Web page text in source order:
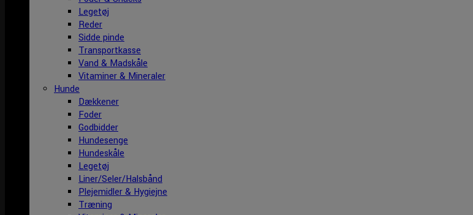
Legetøj
Reder
Sidde pinde
Transportkasse
Vand & Madskåle
Vitaminer & Mineraler
Hunde
Dækkener
Foder
Godbidder
Hundesenge
Hundeskåle
Legetøj
Liner/Seler/Halsbånd
Plejemidler & Hygiejne
Træning